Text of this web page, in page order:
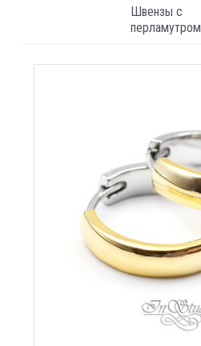
Швензы с
перламутром